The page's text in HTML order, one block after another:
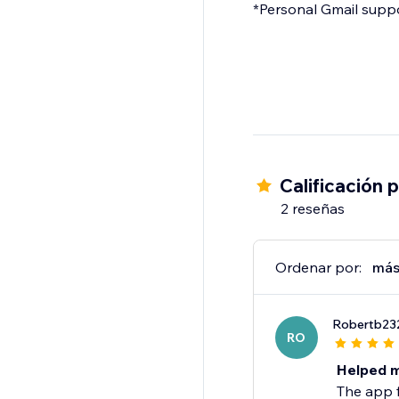
*Personal Gmail
Calificación
2 reseñas
Ordenar por:
RO
Helped
The app